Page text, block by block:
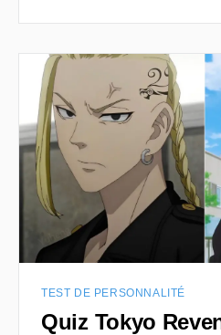
TEST DE PERSONNALITÉ
Quiz Tokyo